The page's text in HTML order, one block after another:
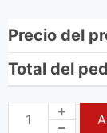
Precio del
Total del